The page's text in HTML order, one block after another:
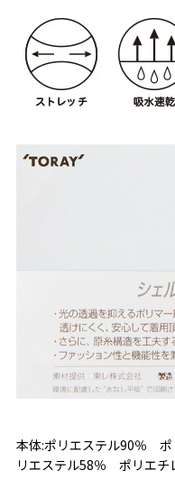
本体:ポリエステル90％
リエステル58％ ポリエ